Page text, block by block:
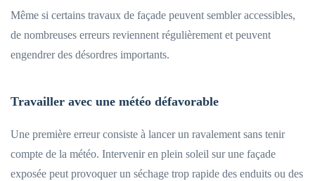
Même si certains travaux de façade peuvent sembler accessibles,
de nombreuses erreurs reviennent régulièrement et peuvent
engendrer des désordres importants.
Travailler avec une météo défavorable
Une première erreur consiste à lancer un ravalement sans tenir
compte de la météo. Intervenir en plein soleil sur une façade
exposée peut provoquer un séchage trop rapide des enduits ou des